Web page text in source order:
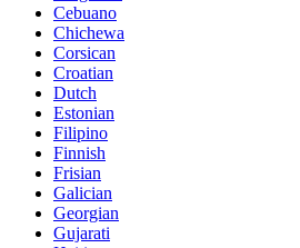
Cebuano
Chichewa
Corsican
Croatian
Dutch
Estonian
Filipino
Finnish
Frisian
Galician
Georgian
Gujarati